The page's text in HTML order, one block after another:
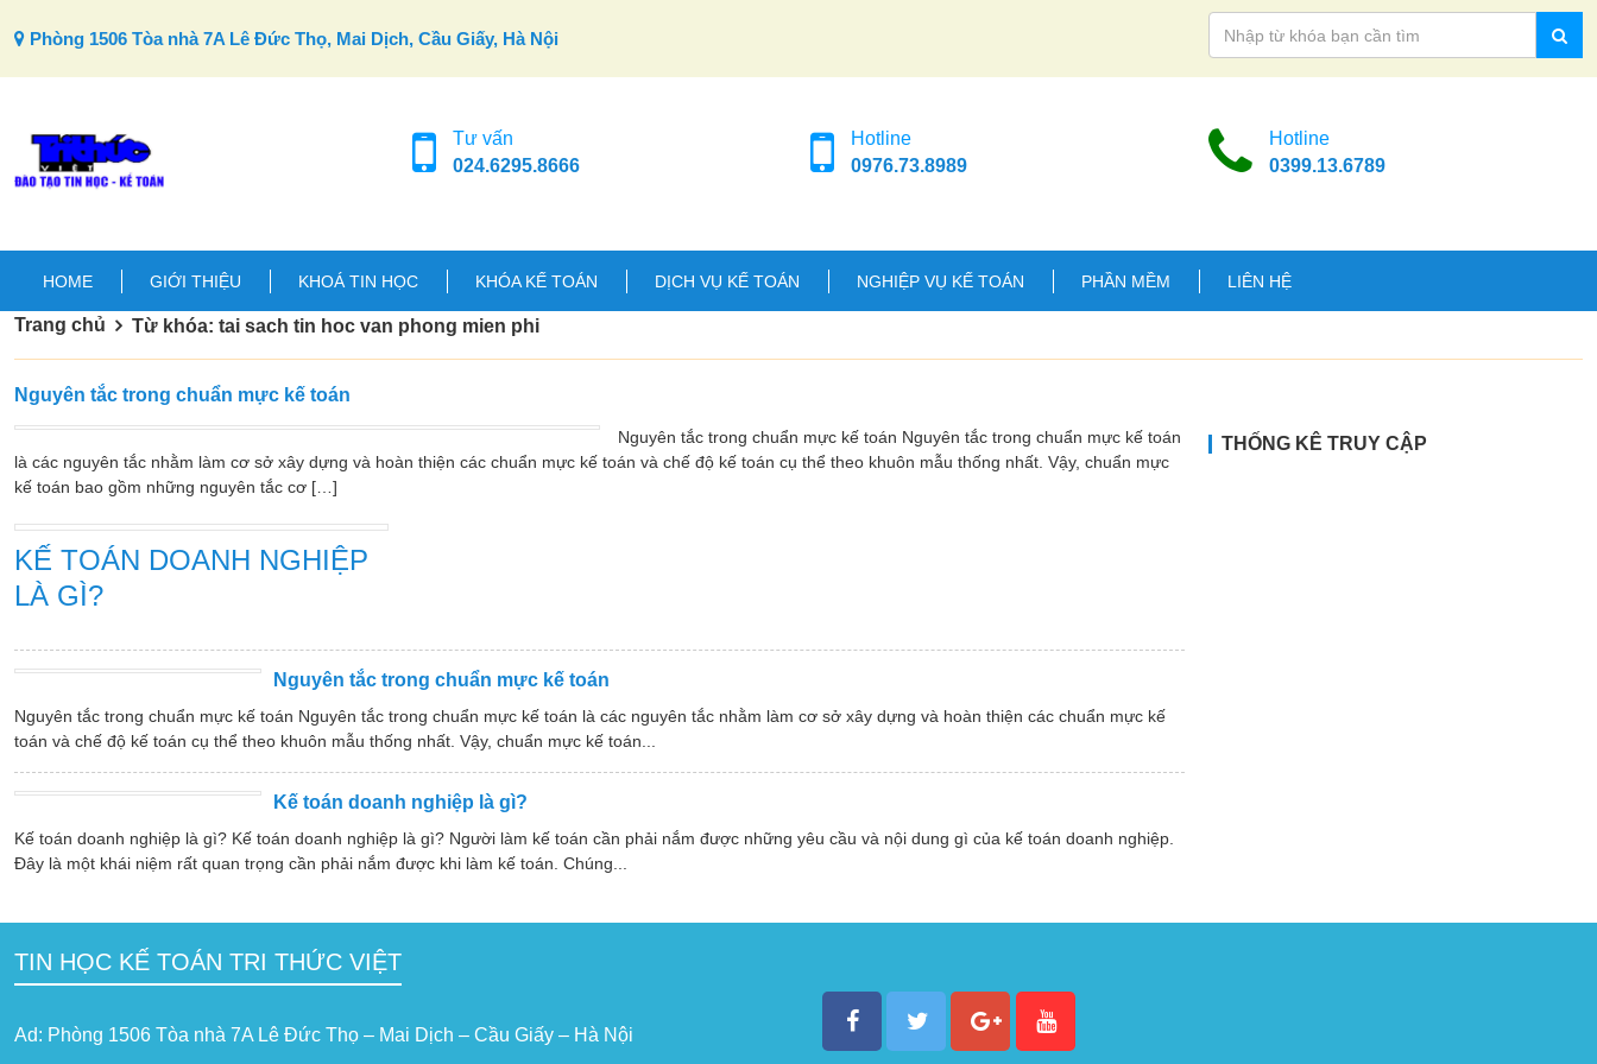
Phòng 1506 Tòa nhà 7A Lê Đức Thọ, Mai Dịch, Cầu Giấy, Hà Nội
Tư vấn
024.6295.8666
Hotline
0976.73.8989
Hotline
0399.13.6789
HOME GIỚI THIỆU KHOÁ TIN HỌC KHÓA KẾ TOÁN DỊCH VỤ KẾ TOÁN NGHIỆP VỤ KẾ TOÁN PHẦN MỀM LIÊN HỆ
Trang chủ Từ khóa: tai sach tin hoc van phong mien phi
Nguyên tắc trong chuẩn mực kế toán
Nguyên tắc trong chuẩn mực kế toán Nguyên tắc trong chuẩn mực kế toán
là các nguyên tắc nhằm làm cơ sở xây dựng và hoàn thiện các chuẩn mực kế toán và chế độ kế toán cụ thể theo khuôn mẫu thống nhất. Vậy, chuẩn mực
kế toán bao gồm những nguyên tắc cơ […]
KẾ TOÁN DOANH NGHIỆP
LÀ GÌ?
Nguyên tắc trong chuẩn mực kế toán
Nguyên tắc trong chuẩn mực kế toán Nguyên tắc trong chuẩn mực kế toán là các nguyên tắc nhằm làm cơ sở xây dựng và hoàn thiện các chuẩn mực kế
toán và chế độ kế toán cụ thể theo khuôn mẫu thống nhất. Vậy, chuẩn mực kế toán...
Kế toán doanh nghiệp là gì?
Kế toán doanh nghiệp là gì? Kế toán doanh nghiệp là gì? Người làm kế toán cần phải nắm được những yêu cầu và nội dung gì của kế toán doanh nghiệp.
Đây là một khái niệm rất quan trọng cần phải nắm được khi làm kế toán. Chúng...
THỐNG KÊ TRUY CẬP
TIN HỌC KẾ TOÁN TRI THỨC VIỆT
Ad: Phòng 1506 Tòa nhà 7A Lê Đức Thọ – Mai Dịch – Cầu Giấy – Hà Nội